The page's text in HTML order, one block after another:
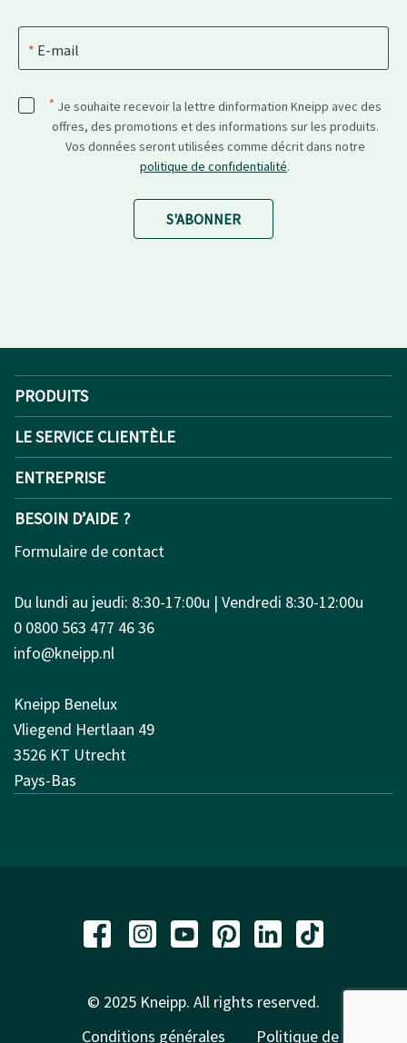
E-mail
* Je souhaite recevoir la lettre dinformation Kneipp avec des
offres, des promotions et des informations sur les produits.
Vos données seront utilisées comme décrit dans notre
politique de confidentialité.
S'ABONNER
PRODUITS
LE SERVICE CLIENTÈLE
ENTREPRISE
BESOIN D’AIDE ?
Formulaire de contact
Du lundi au jeudi: 8:30-17:00u | Vendredi 8:30-12:00u
0 0800 563 477 46 36
info@kneipp.nl
Kneipp Benelux
Vliegend Hertlaan 49
3526 KT Utrecht
Pays-Bas
© 2025 Kneipp. All rights reserved.
Conditions générales
Politique de